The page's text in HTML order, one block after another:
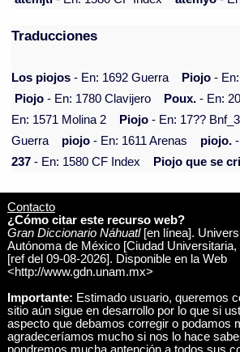
Traducciones
Los piojos - En: 1692 Guerra Piojo -
Piojo - En: 1780 Clavijero Poux. - En:
En: 1571 Molina 2
Piojo - En: 17??
Guerra
piojo - En: 1611 Arenas piojo.
237 - En: 1580 CF Index Piojo que se
Contacto
¿Cómo citar este recurso web?
Gran Diccionario Náhuatl[en línea].
Autónoma de México [Ciudad
[ref del 09-08-2026]. Disponible en la Web
<http://www.gdn.unam.mx>
Importante: Estimado usuario, queremos
sitio aún sigue en desarrollo por lo que si
aspecto que debamos corregir o podamos
agradeceríamos mucho si nos lo hace
pondremos mucha antención a todos sus